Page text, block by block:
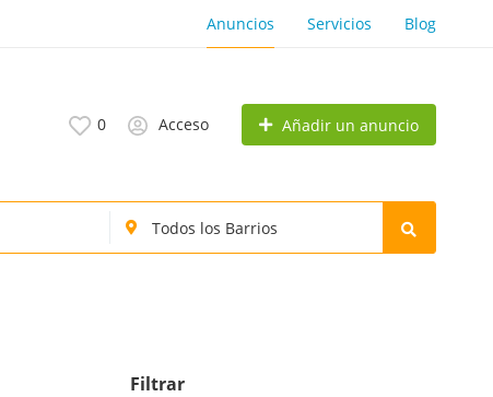
Anuncios Servicios Blog
0 Acceso Añadir un anuncio
Filtrar